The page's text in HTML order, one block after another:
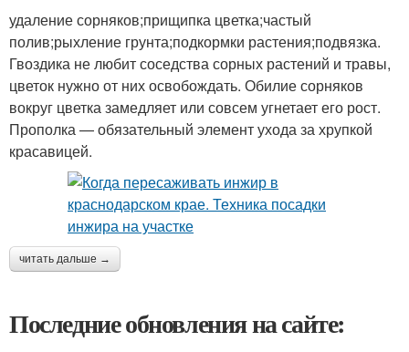
удаление сорняков;прищипка цветка;частый
полив;рыхление грунта;подкормки растения;подвязка.
Гвоздика не любит соседства сорных растений и травы,
цветок нужно от них освобождать. Обилие сорняков
вокруг цветка замедляет или совсем угнетает его рост.
Прополка — обязательный элемент ухода за хрупкой
красавицей.
читать дальше →
Последние обновления на сайте: